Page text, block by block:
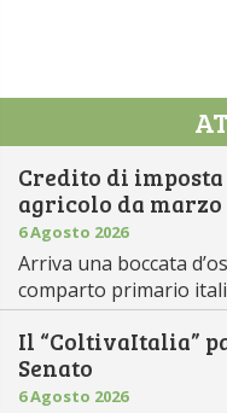
Credito di
agricolo da marzo
6 Agosto 2026
Arriva una boccata
comparto primario
Il “ColtivaItalia”
Senato
6 Agosto 2026